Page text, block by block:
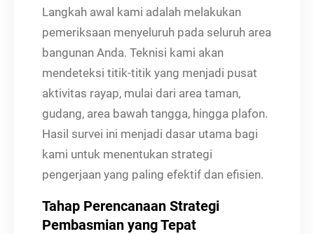
Langkah awal kami adalah melakukan
pemeriksaan menyeluruh pada seluruh area
bangunan Anda. Teknisi kami akan
mendeteksi titik-titik yang menjadi pusat
aktivitas rayap, mulai dari area taman,
gudang, area bawah tangga, hingga plafon.
Hasil survei ini menjadi dasar utama bagi
kami untuk menentukan strategi
pengerjaan yang paling efektif dan efisien.
Tahap Perencanaan Strategi
Pembasmian yang Tepat